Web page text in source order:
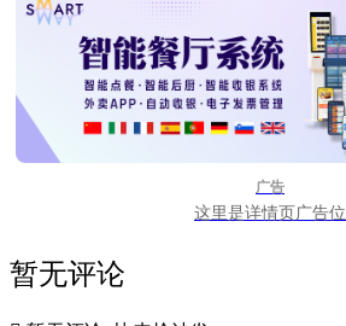
广告
这里是详情页广告位
暂无评论